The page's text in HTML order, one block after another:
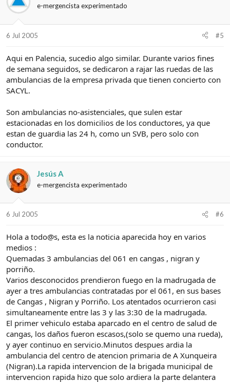
e-mergencista experimentado
6 Jul 2005 #5
Aqui en Palencia, sucedio algo similar. Durante varios fines
de semana seguidos, se dedicaron a rajar las ruedas de las
ambulancias de la empresa privada que tienen concierto con
SACYL.
Son ambulancias no-asistenciales, que sulen estar
estacionadas en los domicilios de los conductores, ya que
estan de guardia las 24 h, como un SVB, pero solo con
conductor.
Jesús A
e-mergencista experimentado
6 Jul 2005 #6
Hola a todo@s, esta es la noticia aparecida hoy en varios
medios :
Quemadas 3 ambulancias del 061 en cangas , nigran y
porriño.
Varios desconocidos prendieron fuego en la madrugada de
ayer a tres ambulancias contratadas por el 061, en sus bases
de Cangas , Nigran y Porriño. Los atentados ocurrieron casi
simultaneamente entre las 3 y las 3:30 de la madrugada.
El primer vehiculo estaba aparcado en el centro de salud de
cangas, los daños fueron escasos,(solo se quemo una rueda),
y ayer continuo en servicio.Minutos despues ardia la
ambulancia del centro de atencion primaria de A Xunqueira
(Nigran).La rapida intervencion de la brigada municipal de
intervencion rapida hizo que solo ardiera la parte delantera